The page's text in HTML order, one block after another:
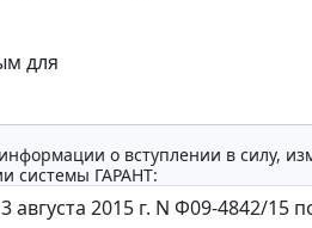
для
о вступлении в силу,
системы ГАРАНТ: